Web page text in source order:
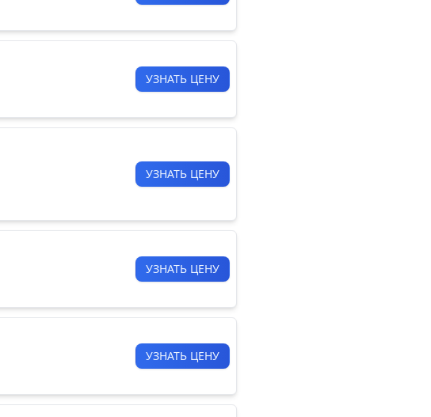
УЗНАТЬ ЦЕНУ
УЗНАТЬ ЦЕНУ
УЗНАТЬ ЦЕНУ
УЗНАТЬ ЦЕНУ